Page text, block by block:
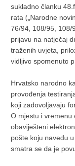
sukladno članku
rata („Narodne
76/94, 108/95, 108/
prijavu na natječaj
traženih uvjeta,
vidljivo spomenuto
Hrvatsko narodno
provođenja
koji zadovoljavaju
O mjestu i vremenu
obaviješteni
pošte koju navedu
smatra se da je